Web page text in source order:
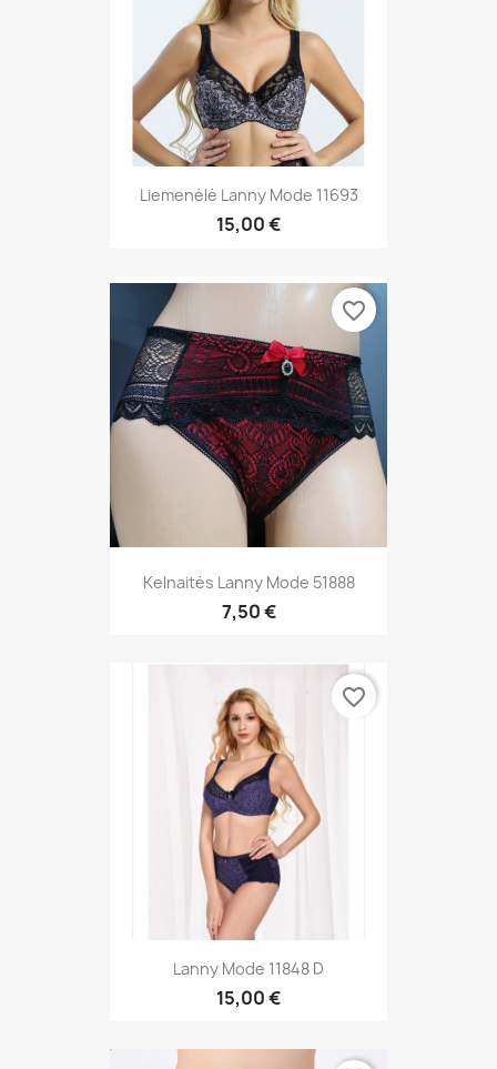
Liemenėlė Lanny Mode 11693
15,00 €
Kelnaitės Lanny Mode 51888
7,50 €
favorite_border
Lanny Mode 11848 D
15,00 €
favorite_border